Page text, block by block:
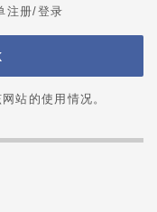
注册/登录
站的使用情况。